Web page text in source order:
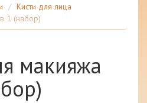
Кисти для лица
1 (набор)
макияжа